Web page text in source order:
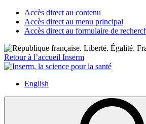
Accès direct au contenu
Accès direct au menu principal
Accès direct au formulaire de
Retour à l’accueil Inserm
English